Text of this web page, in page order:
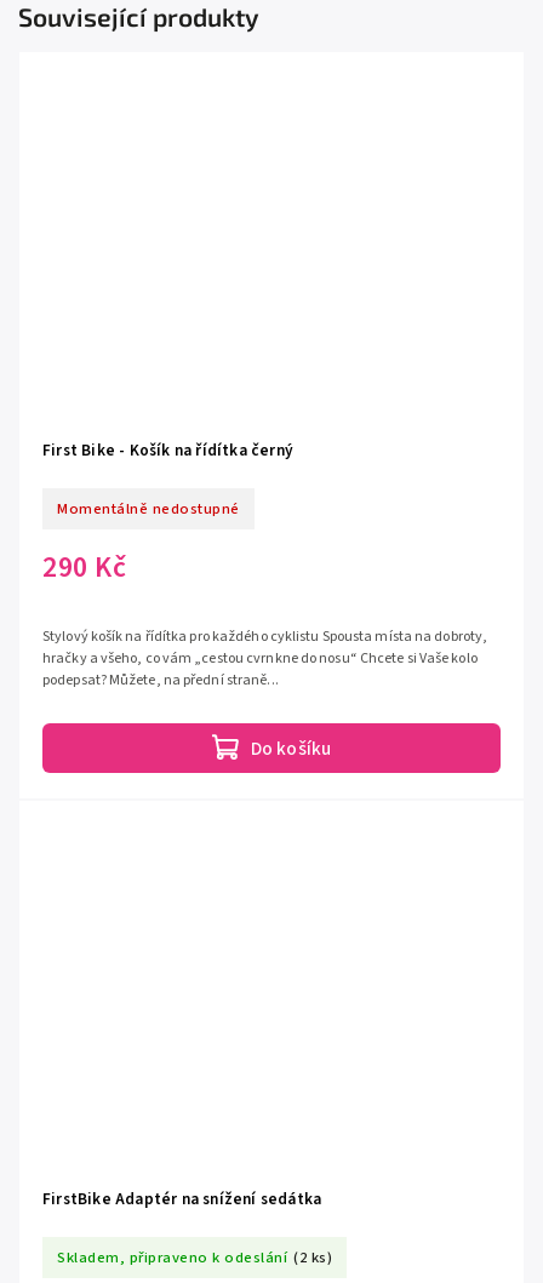
Související produkty
First Bike - Košík na řídítka černý
Momentálně nedostupné
290 Kč
Do košíku
Stylový košík na řídítka pro každého cyklistu Spousta místa na dobroty,
hračky a všeho, co vám „cestou cvrnkne do nosu“ Chcete si Vaše kolo
podepsat? Můžete, na přední straně...
FirstBike Adaptér na snížení sedátka
Skladem, připraveno k odeslání (2 ks)